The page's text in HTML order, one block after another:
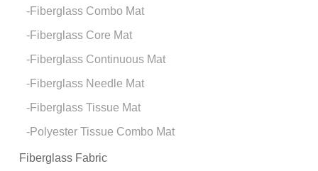
Fiberglass Combo Mat
Fiberglass Core Mat
Fiberglass Continuous Mat
Fiberglass Needle Mat
Fiberglass Tissue Mat
Polyester Tissue Combo Mat
Fiberglass Fabric